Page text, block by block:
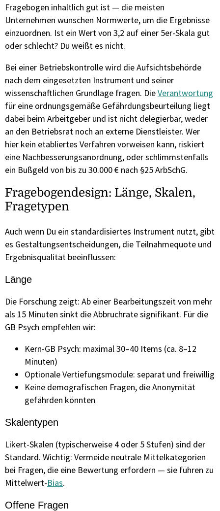
Fragebogen inhaltlich gut ist — die meisten
Unternehmen wünschen Normwerte, um die Ergebnisse
einzuordnen. Ist ein Wert von 3,2 auf einer 5er-Skala gut
oder schlecht? Du weißt es nicht.
Bei einer Betriebskontrolle wird die Aufsichtsbehörde
nach dem eingesetzten Instrument und seiner
wissenschaftlichen Grundlage fragen. DieVerantwortung
für eine ordnungsgemäße Gefährdungsbeurteilung liegt
dabei beim Arbeitgeber und ist nicht delegierbar, weder
an den Betriebsrat noch an externe Dienstleister. Wer
hier kein etabliertes Verfahren vorweisen kann, riskiert
eine Nachbesserungsanordnung, oder schlimmstenfalls
ein Bußgeld von bis zu 30.000 € nach §25 ArbSchG.
Fragebogendesign: Länge, Skalen,
Fragetypen
Auch wenn Du ein standardisiertes Instrument nutzt, gibt
es Gestaltungsentscheidungen, die Teilnahmequote und
Ergebnisqualität beeinflussen:
Länge
Die Forschung zeigt: Ab einer Bearbeitungszeit von mehr
als 15 Minuten sinkt die Abbruchrate signifikant. Für die
GB Psych empfehlen wir:
Kern-GB Psych: maximal 30–40 Items (ca. 8–12
Minuten)
Optionale Vertiefungsmodule: separat und freiwillig
Keine demografischen Fragen, die Anonymität
gefährden könnten
Skalentypen
Likert-Skalen (typischerweise 4 oder 5 Stufen) sind der
Standard. Wichtig: Vermeide neutrale Mittelkategorien
bei Fragen, die eine Bewertung erfordern — sie führen zu
Mittelwert-Bias.
Offene Fragen